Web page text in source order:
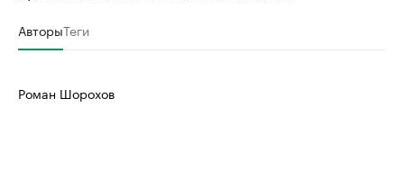
АвторыТеги
Роман Шорохов